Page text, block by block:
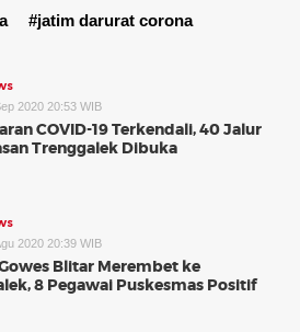
#jatim darurat corona
2020 20:53 WIB
COVID-19 Terkendali, 40 Jalur
Trenggalek Dibuka
2020 20:39 WIB
Blitar Merembet ke
8 Pegawai Puskesmas Positif